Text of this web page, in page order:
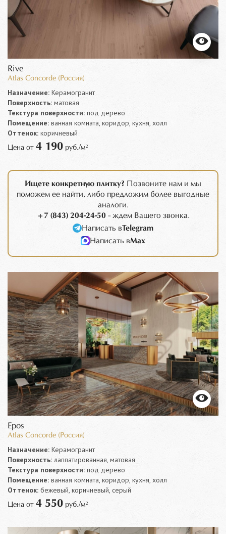
Rive
Atlas Concorde (Россия)
Назначение: Керамогранит
Поверхность: матовая
Текстура поверхности: под дерево
Помещение: ванная комната, коридор, кухня, холл
Оттенок: коричневый
Цена от 4 190 руб./м²
Ищете конкретную плитку? Позвоните нам и мы
поможем ее найти, либо предложим более выгодные
аналоги.
+7 (843) 204-24-50 - ждем Вашего звонка.
Написать вTelegram
Написать вMax
Epos
Atlas Concorde (Россия)
Назначение: Керамогранит
Поверхность: лаппатированная, матовая
Текстура поверхности: под дерево
Помещение: ванная комната, коридор, кухня, холл
Оттенок: бежевый, коричневый, серый
Цена от 4 550 руб./м²